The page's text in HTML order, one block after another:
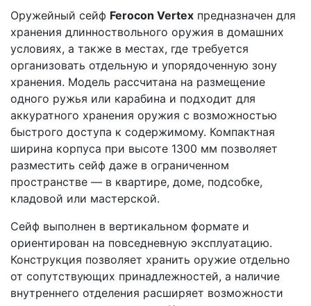
Оружейный сейф Ferocon Vertex предназначен для
хранения длинноствольного оружия в домашних
условиях, а также в местах, где требуется
организовать отдельную и упорядоченную зону
хранения. Модель рассчитана на размещение
одного ружья или карабина и подходит для
аккуратного хранения оружия с возможностью
быстрого доступа к содержимому. Компактная
ширина корпуса при высоте 1300 мм позволяет
разместить сейф даже в ограниченном
пространстве — в квартире, доме, подсобке,
кладовой или мастерской.
Сейф выполнен в вертикальном формате и
ориентирован на повседневную эксплуатацию.
Конструкция позволяет хранить оружие отдельно
от сопутствующих принадлежностей, а наличие
внутреннего отделения расширяет возможности